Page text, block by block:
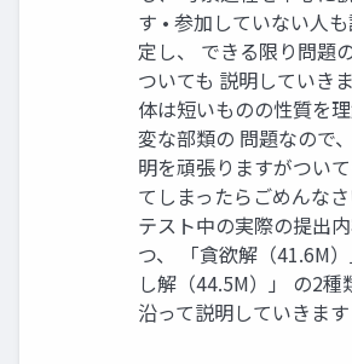
す • 参加していない人
定し、 できる限り問題
ついても 説明していき
体は短いものの性質を
変な部類の 問題なので
明を頑張りますがつい
てしまったらごめんな
テスト中の実際の提出
つ、 「貪欲解（41.6M
し解（44.5M）」 の2種
沿って説明していきま